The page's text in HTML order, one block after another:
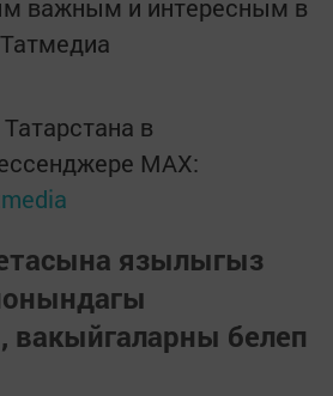
важным и интересным в
Татмедиа
в
MАХ:
язылыгыз
белеп